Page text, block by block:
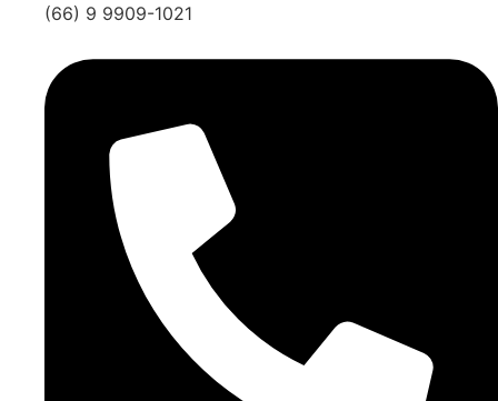
(66) 9 9909-1021